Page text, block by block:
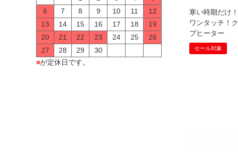
6
7 8 9 10 11
12
13
14 15 16 17 18
19
20
21 22 23 24 25
26
27
28 29
30
■が定休日です。
寒い時期だけ
ワンタッチ！
プヒーター
セール対象